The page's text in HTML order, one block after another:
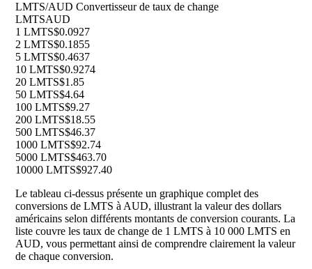
LMTS/AUD Convertisseur de taux de change
LMTSAUD
1 LMTS$0.0927
2 LMTS$0.1855
5 LMTS$0.4637
10 LMTS$0.9274
20 LMTS$1.85
50 LMTS$4.64
100 LMTS$9.27
200 LMTS$18.55
500 LMTS$46.37
1000 LMTS$92.74
5000 LMTS$463.70
10000 LMTS$927.40
Le tableau ci-dessus présente un graphique complet des
conversions de LMTS à AUD, illustrant la valeur des dollars
américains selon différents montants de conversion courants. La
liste couvre les taux de change de 1 LMTS à 10 000 LMTS en
AUD, vous permettant ainsi de comprendre clairement la valeur
de chaque conversion.